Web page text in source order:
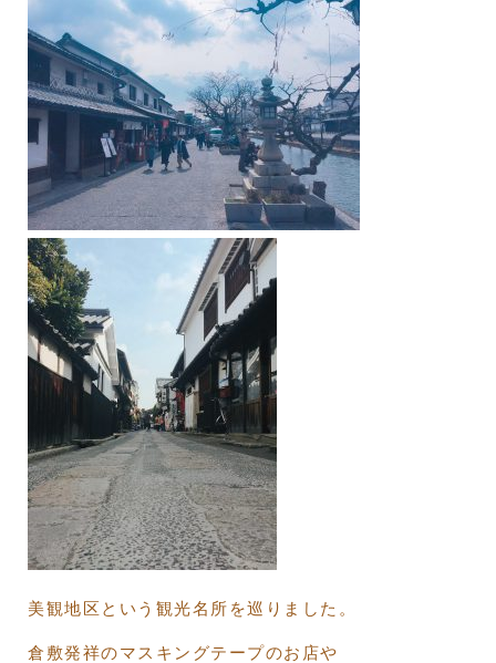
美観地区という観光名所を巡りました。
倉敷発祥のマスキングテープのお店や